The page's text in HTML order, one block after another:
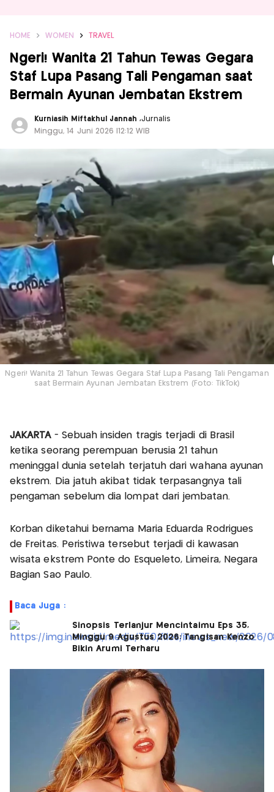
HOME WOMEN TRAVEL
Ngeri! Wanita 21 Tahun Tewas Gegara
Staf Lupa Pasang Tali Pengaman saat
Bermain Ayunan Jembatan Ekstrem
Kurniasih Miftakhul Jannah,Jurnalis
Minggu, 14 Juni 2026 |12:12 WIB
Ngeri! Wanita 21 Tahun Tewas Gegara Staf Lupa Pasang Tali Pengaman
saat Bermain Ayunan Jembatan Ekstrem (Foto: TikTok)
JAKARTA- Sebuah insiden tragis terjadi di Brasil
ketika seorang perempuan berusia 21 tahun
meninggal dunia setelah terjatuh dari wahana ayunan
ekstrem. Dia jatuh akibat tidak terpasangnya tali
pengaman sebelum dia lompat dari jembatan.
Korban diketahui bernama Maria Eduarda Rodrigues
de Freitas. Peristiwa tersebut terjadi di kawasan
wisata ekstrem Ponte do Esqueleto, Limeira, Negara
Bagian São Paulo.
Baca Juga :
Sinopsis Terlanjur Mencintaimu Eps 35,
Minggu 9 Agustus 2026: Tangisan Kenzo
Bikin Arumi Terharu